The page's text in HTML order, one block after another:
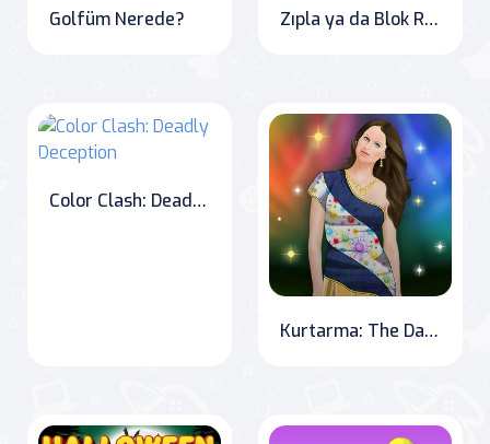
Golfüm Nerede? Zıpla ya da Blok Renkleri Oyunu
Color Clash: Deadly Deception
Kurtarma: The Dancer's Escape